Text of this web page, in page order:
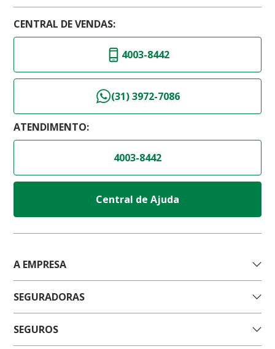
CENTRAL DE VENDAS:
4003-8442
(31) 3972-7086
ATENDIMENTO:
4003-8442
Central de Ajuda
A EMPRESA
SEGURADORAS
SEGUROS